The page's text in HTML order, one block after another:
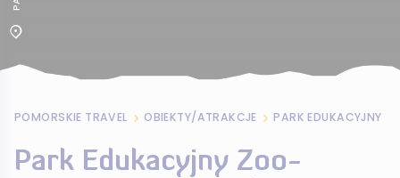
POMORSKIE TRAVEL OBIEKTY/ATRAKCJE
Park Edukacyjny Zoo-